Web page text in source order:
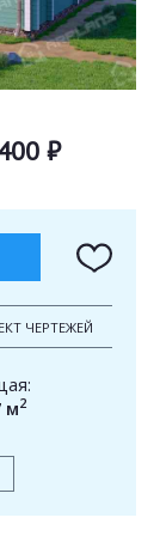
₽
ЧЕРТЕЖЕЙ
м2
andTerms of Service